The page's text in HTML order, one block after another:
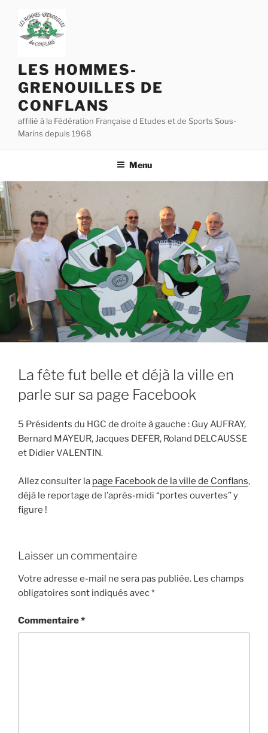
contenu
principal
LES HOMMES-
GRENOUILLES DE
CONFLANS
affilié à la Fédération Française d Etudes et de Sports Sous-
Marins depuis 1968
Menu
La fête fut belle et déjà la ville en
parle sur sa page Facebook
5 Présidents du HGC de droite à gauche : Guy AUFRAY,
Bernard MAYEUR, Jacques DEFER, Roland DELCAUSSE
et Didier VALENTIN.
Allez consulter la page Facebook de la ville de Conflans,
déjà le reportage de l’après-midi “portes ouvertes” y
figure !
Laisser un commentaire
Votre adresse e-mail ne sera pas publiée. Les champs
obligatoires sont indiqués avec*
Commentaire*